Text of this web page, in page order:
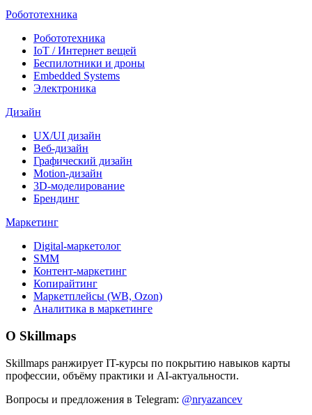
Робототехника
Робототехника
IoT / Интернет вещей
Беспилотники и дроны
Embedded Systems
Электроника
Дизайн
UX/UI дизайн
Веб-дизайн
Графический дизайн
Motion-дизайн
3D-моделирование
Брендинг
Маркетинг
Digital-маркетолог
SMM
Контент-маркетинг
Копирайтинг
Маркетплейсы (WB, Ozon)
Аналитика в маркетинге
О Skillmaps
Skillmaps ранжирует IT-курсы по покрытию навыков карты
профессии, объёму практики и AI-актуальности.
Вопросы и предложения в Telegram: @nryazancev